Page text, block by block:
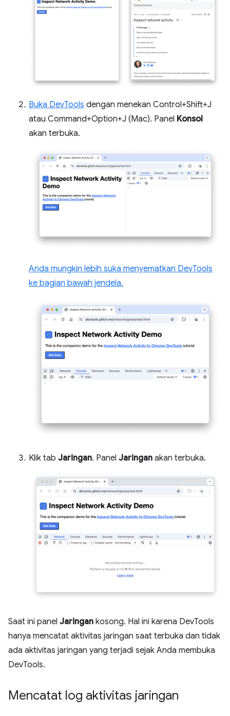
Buka DevTools dengan menekan Control+Shift+J
atau Command+Option+J (Mac). Panel Konsol
akan terbuka.
Anda mungkin lebih suka menyematkan DevTools
ke bagian bawah jendela.
Klik tab Jaringan. Panel Jaringan akan terbuka.
Saat ini panel Jaringan kosong. Hal ini karena DevTools
hanya mencatat aktivitas jaringan saat terbuka dan tidak
ada aktivitas jaringan yang terjadi sejak Anda membuka
DevTools.
Mencatat log aktivitas jaringan